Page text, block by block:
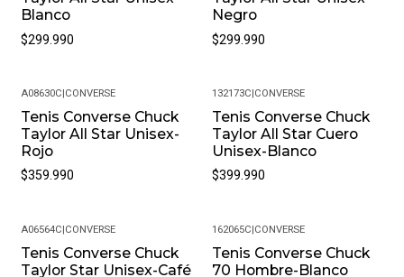
Blanco
$299.990
Negro
$299.990
A08630C CONVERSE
Tenis Converse Chuck
Taylor All Star Unisex-
Rojo
$359.990
132173C CONVERSE
Tenis Converse Chuck
Taylor All Star Cuero
Unisex-Blanco
$399.990
A06564C CONVERSE
Tenis Converse Chuck
Taylor Star Unisex-Café
-49%
162065C CONVERSE
Tenis Converse Chuck
70 Hombre-Blanco